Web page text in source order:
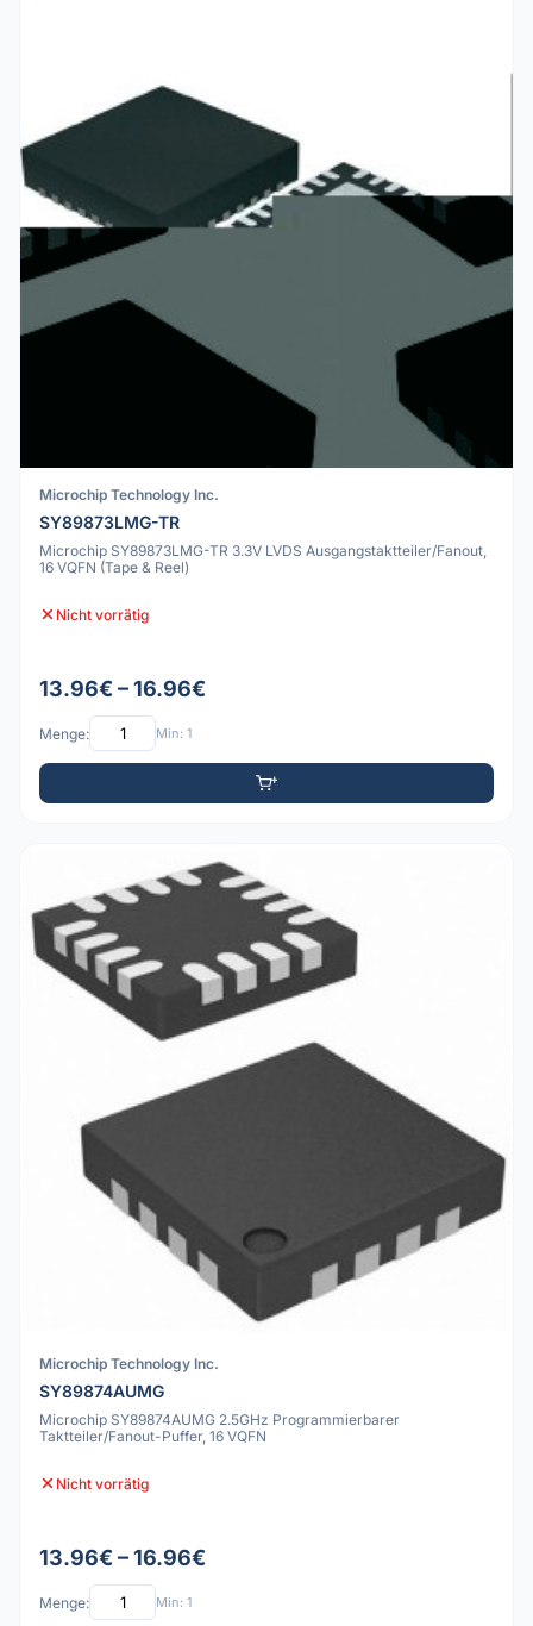
Microchip Technology Inc.
SY89873LMG-TR
Microchip SY89873LMG-TR 3.3V LVDS Ausgangstaktteiler/Fanout,
16 VQFN (Tape & Reel)
Nicht vorrätig
13.96€ – 16.96€
Menge: Min: 1
Microchip Technology Inc.
SY89874AUMG
Microchip SY89874AUMG 2.5GHz Programmierbarer
Taktteiler/Fanout-Puffer, 16 VQFN
Nicht vorrätig
13.96€ – 16.96€
Menge: Min: 1